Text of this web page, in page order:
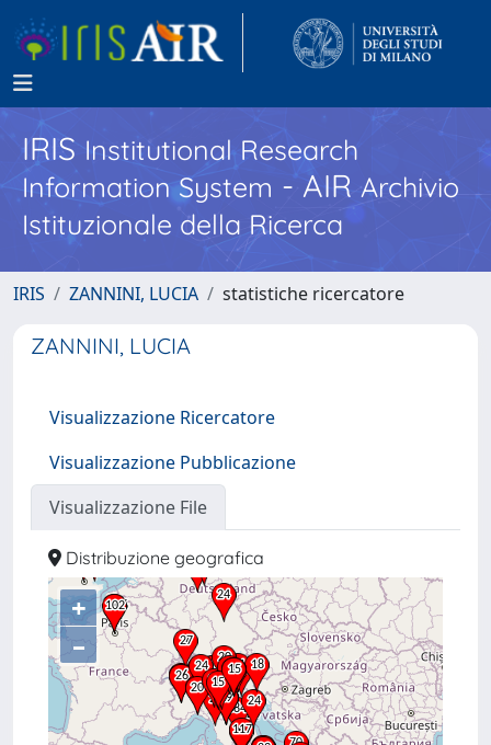
IRISInstitutional Research
Information System - AIR Archivio
Istituzionale della Ricerca
IRIS ZANNINI, LUCIA statistiche ricercatore
ZANNINI, LUCIA
Visualizzazione Ricercatore
Visualizzazione Pubblicazione
Visualizzazione File
Distribuzione geografica
+
–